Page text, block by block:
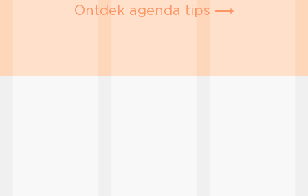
Ontdek agenda tips ⟶